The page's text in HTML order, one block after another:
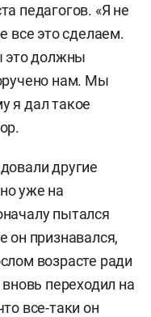
педагогов. «Я не
все это сделаем.
это должны
нам. Мы
я дал такое
другие
уже на
пытался
он признавался,
возрасте ради
переходил на
все-таки он